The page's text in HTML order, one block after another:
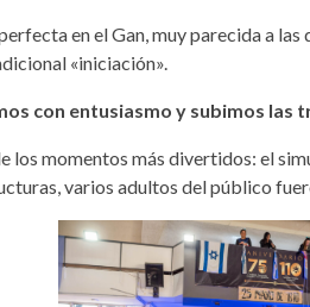
en el Gan, muy parecida a
«iniciación».
con entusiasmo y subimos las
los momentos más divertidos: el
varios adultos del público